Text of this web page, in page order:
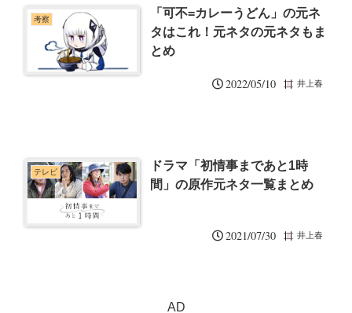
考察
「可不=カレーうどん」の元ネ
タはこれ！元ネタの元ネタもま
とめ
2022/05/10 井上春
テレビ
ドラマ「初情事まであと1時
間」の原作元ネタ一覧まとめ
2021/07/30 井上春
AD